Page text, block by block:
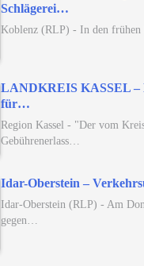
Schlägerei…
Koblenz (RLP) - In den frühen
LANDKREIS KASSEL –
für…
Region Kassel - "Der vom
Gebührenerlass…
Idar-Oberstein –
Idar-Oberstein (RLP) - Am
gegen…